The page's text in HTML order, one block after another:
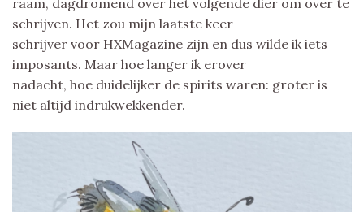
schrijven. Het zou mijn laatste keer
schrijver voor HXMagazine zijn en dus wilde ik iets
imposants. Maar hoe langer ik erover
nadacht, hoe duidelijker de spirits waren: groter is
niet altijd indrukwekkender.